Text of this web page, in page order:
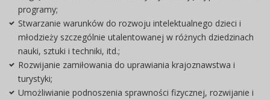
programy;
Stwarzanie warunków do rozwoju intelektualnego dzieci i
młodzieży szczególnie utalentowanej w różnych dziedzinach
nauki, sztuki i techniki, itd.;
Rozwijanie zamiłowania do uprawiania krajoznawstwa i
turystyki;
Umożliwianie podnoszenia sprawności fizycznej, rozwijanie i